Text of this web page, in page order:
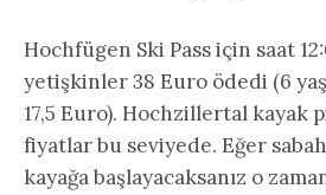
Hochfügen Ski Pass için saat
yetişkinler 38 Euro ödedi (6
17,5 Euro). Hochzillertal kayak
fiyatlar bu seviyede. Eğer
kayağa başlayacaksanız o